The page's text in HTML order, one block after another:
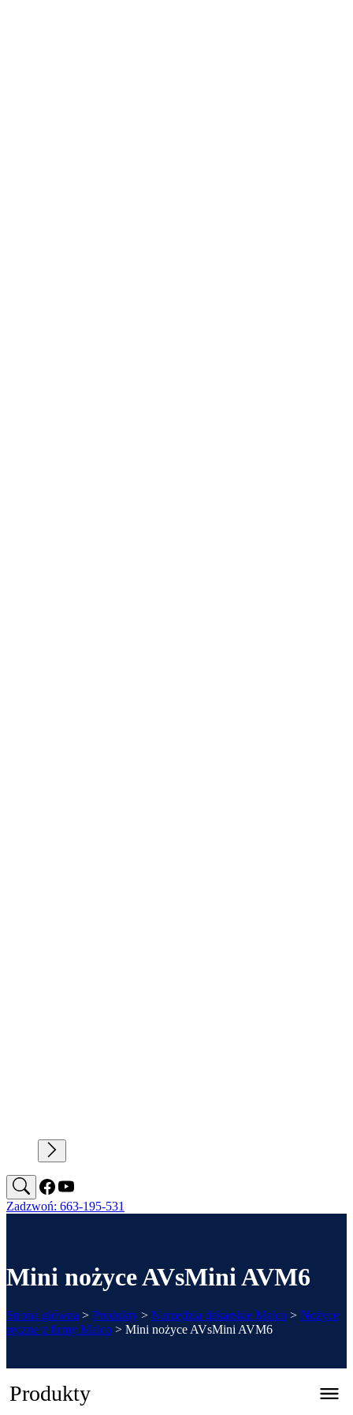
Zadzwoń: 663-195-531
Mini nożyce AVsMini AVM6
Strona główna > Produkty > Narzędzia dekarskie Malco > Nożyce
ręczne z firmy Malco > Mini nożyce AVsMini AVM6
Produkty